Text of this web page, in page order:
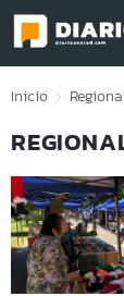
Click acá
Inicio